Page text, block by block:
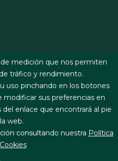
contratación
medición que nos permiten
tráfico y rendimiento.
uso pinchando en los botones
modificar sus preferencias en
enlace que encontrará al pie
web.
consultando nuestra Política